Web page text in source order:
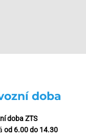
doba
doba ZTS
od 6.00 do 14.30